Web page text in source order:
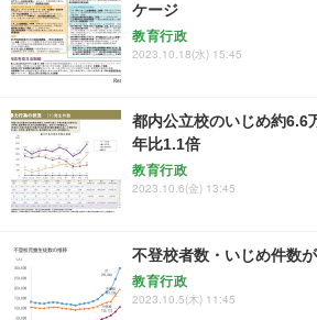
ケージ
教育行政
2023.10.18(水) 15:45
都内公立校のいじめ約
年比1.1倍
教育行政
2023.10.6(金) 13:45
不登校者数・いじめ件数
教育行政
2023.10.5(木) 11:45